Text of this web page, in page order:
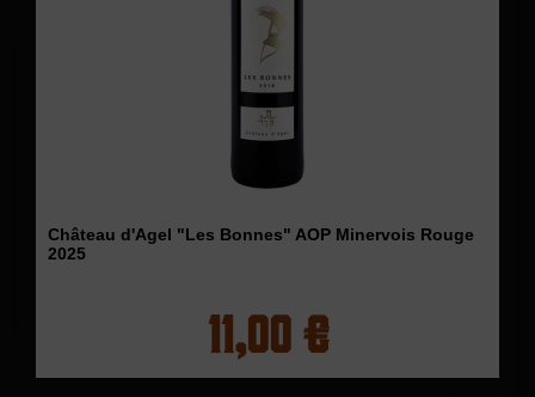
Château d'Agel "Les Bonnes" AOP Minervois Rouge
2025
11,00 €